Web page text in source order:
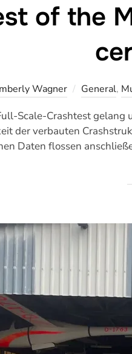
of the
Wagner General,
Scale-Crashtest
der verbauten
Daten flossen